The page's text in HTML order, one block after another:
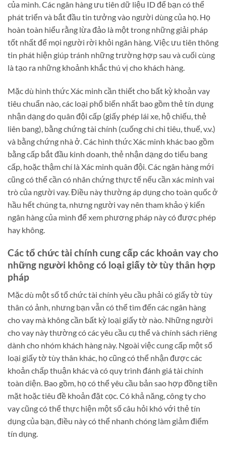
của mình. Các ngân hàng ưu tiên dữ liệu ID để bạn có thể
phát triển và bắt đầu tin tưởng vào người dùng của họ. Họ
hoàn toàn hiểu rằng lừa đảo là một trong những giải pháp
tốt nhất để mọi người rời khỏi ngân hàng. Việc ưu tiên thông
tin phát hiện giúp tránh những trường hợp sau và cuối cùng
là tạo ra những khoảnh khắc thú vị cho khách hàng.
Mặc dù hình thức Xác minh cần thiết cho bất kỳ khoản vay
tiêu chuẩn nào, các loại phổ biến nhất bao gồm thẻ tín dụng
nhận dạng do quân đội cấp (giấy phép lái xe, hộ chiếu, thẻ
liên bang), bằng chứng tài chính (cuống chi chi tiêu, thuế, v.v.)
và bằng chứng nhà ở. Các hình thức Xác minh khác bao gồm
bằng cấp bắt đầu kinh doanh, thẻ nhận dạng do tiểu bang
cấp, hoặc thậm chí là Xác minh quân đội. Các ngân hàng mới
cũng có thể cần có nhân chứng thực tế nếu cần xác minh vai
trò của người vay. Điều này thường áp dụng cho toàn quốc ở
hầu hết chúng ta, nhưng người vay nên tham khảo ý kiến ​​
ngân hàng của mình để xem phương pháp này có được phép
hay không.
Các tổ chức tài chính cung cấp các khoản vay cho
những người không có loại giấy tờ tùy thân hợp
pháp
Mặc dù một số tổ chức tài chính yêu cầu phải có giấy tờ tùy
thân có ảnh, nhưng bạn vẫn có thể tìm đến các ngân hàng
cho vay mà không cần bất kỳ loại giấy tờ nào. Những người
cho vay này thường có các yêu cầu cụ thể và chính sách riêng
dành cho nhóm khách hàng này. Ngoài việc cung cấp một số
loại giấy tờ tùy thân khác, họ cũng có thể nhận được các
khoản chấp thuận khác và có quy trình đánh giá tài chính
toàn diện. Bao gồm, họ có thể yêu cầu bản sao hợp đồng tiền
mặt hoặc tiêu đề khoản đặt cọc. Có khả năng, công ty cho
vay cũng có thể thực hiện một số câu hỏi khó với thẻ tín
dụng của bạn, điều này có thể nhanh chóng làm giảm điểm
tín dụng.